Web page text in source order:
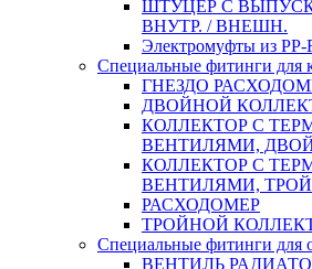
ШТУЦЕР С
ВНУТР. / ВНЕШН.
Электромуфты из PP-
Специальные фитинги для
ГНЕЗДО
ДВОЙНОЙ
КОЛЛЕКТОР С
ВЕНТИЛЯМИ,
КОЛЛЕКТОР С
ВЕНТИЛЯМИ,
РАСХОДОМЕР
ТРОЙНОЙ
Специальные фитинги для
ВЕНТИЛЬ